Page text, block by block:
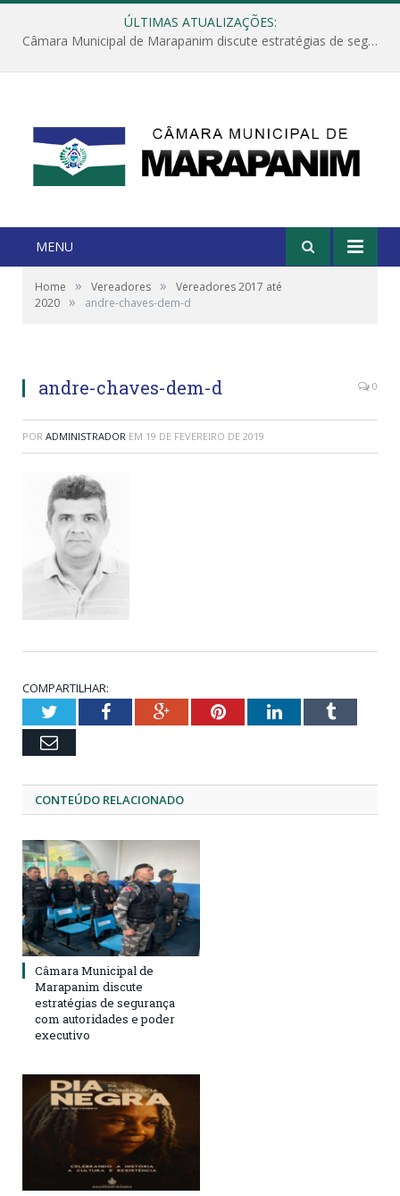
ÚLTIMAS ATUALIZAÇÕES:
Câmara Municipal de Marapanim discute estratégias de segurança com autoridades e poder executivo
MENU
Home » Vereadores »
Vereadores 2017 até
2020 » andre-chaves-dem-d
andre-chaves-dem-d 0
POR ADMINISTRADOR EM 19 DE FEVEREIRO DE 2019
COMPARTILHAR:
TwitterFacebookGoogle+PinterestLinkedInTumblr
Email
CONTEÚDO RELACIONADO
Câmara Municipal de
Marapanim discute
estratégias de segurança
com autoridades e poder
executivo